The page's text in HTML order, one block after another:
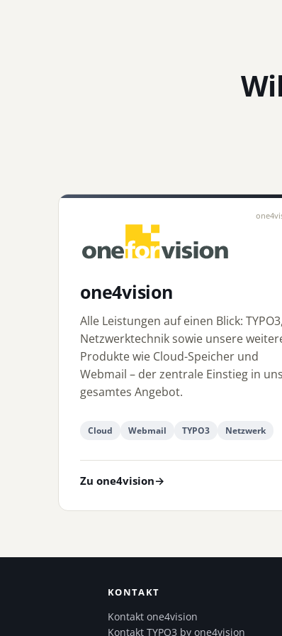
one4vision
Alle Leistungen auf einen Blick: TYPO3,
Netzwerktechnik sowie unsere
Produkte wie Cloud-Speicher und
Webmail – der zentrale Einstieg in
gesamtes Angebot.
Cloud Webmail TYPO3 Netzwerk
Zu one4vision→
KONTAKT
Kontakt one4vision
Kontakt TYPO3 by one4vision